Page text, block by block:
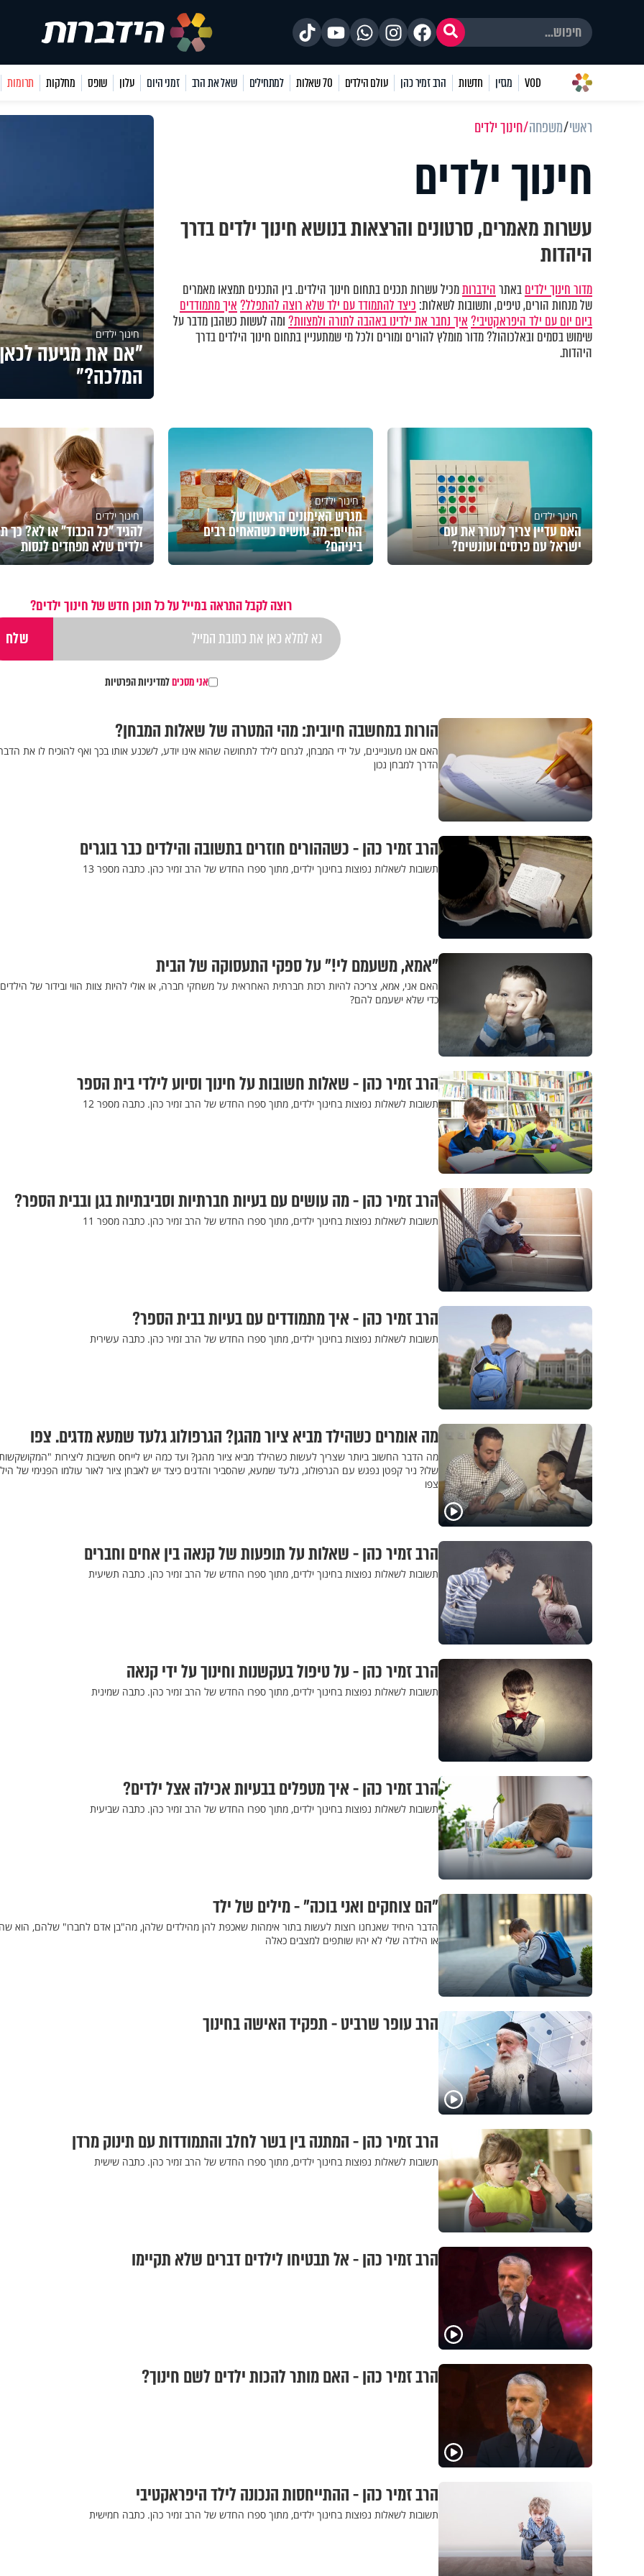
VOD מגזין חדשות הרב זמיר כהן עולם הילדים 70 שאלות למתחילים שאל את הרב זמני היום עלון שופס מחלקות תרומות
ראשי משפחה חינוך ילדים
חינוך ילדים
עשרות מאמרים, סרטונים והרצאות בנושא חינוך ילדים בדרך
היהדות
מדור חינוך ילדיםבאתרהידברותמכיל עשרות תכנים בתחום חינוך הילדים. בין התכנים תמצאו מאמרים
של מנחות הורים, טיפים, ותשובות לשאלות: כיצד להתמודד עם ילד שלא רוצה להתפלל?איך מתמודדים
ביום יום עם ילד היפראקטיבי?איך נחבר את ילדינו באהבה לתורה ולמצוות?ומה לעשות כשהבן מדבר על
שימוש בסמים ובאלכוהול? מדור מומלץ להורים ומורים ולכל מי שמתעניין בתחום חינוך הילדים בדרך
היהדות.
חינוך ילדים
"אם את מגיעה
המלכה?"
חינוך ילדים
האם עדיין צריך לעורר את עם
ישראל עם פרסים ועונשים?
חינוך ילדים
מגרש האימונים הראשון של
החיים: מה עושים כשהאחים רבים
ביניהם?
חינוך ילדים
להגיד "כל הכבוד" או לא? כך
ילדים שלא מפחדים לנסות
רוצה לקבל התראה במייל על כל תוכן חדש של חינוך ילדים?
אני מסכיםלמדיניות הפרטיות
הורות במחשבה חיובית: מהי המטרה של שאלות המבחן?
האם אנו מעוניינים, על ידי המבחן, לגרום לילד לתחושה שהוא אינו יודע, לשכנע אותו בכך ואף להוכיח לו את
הדרך למבחן נכון
הרב זמיר כהן - כשההורים חוזרים בתשובה והילדים כבר בוגרים
תשובות לשאלות נפוצות בחינוך ילדים, מתוך ספרו החדש של הרב זמיר כהן. כתבה מספר 13
"אמא, משעמם לי!" על ספקי התעסוקה של הבית
האם אני, אמא, צריכה להיות רכזת חברתית האחראית על משחקי חברה, או אולי להיות צוות הווי ובידור של
כדי שלא ישעמם להם?
הרב זמיר כהן - שאלות חשובות על חינוך וסיוע לילדי בית הספר
תשובות לשאלות נפוצות בחינוך ילדים, מתוך ספרו החדש של הרב זמיר כהן. כתבה מספר 12
הרב זמיר כהן - מה עושים עם בעיות חברתיות וסביבתיות בגן ובבית הספר?
תשובות לשאלות נפוצות בחינוך ילדים, מתוך ספרו החדש של הרב זמיר כהן. כתבה מספר 11
הרב זמיר כהן - איך מתמודדים עם בעיות בבית הספר?
תשובות לשאלות נפוצות בחינוך ילדים, מתוך ספרו החדש של הרב זמיר כהן. כתבה עשירית
מה אומרים כשהילד מביא ציור מהגן? הגרפולוג גלעד שמעא מדגים. צפו
מה הדבר החשוב ביותר שצריך לעשות כשהילד מביא ציור מהגן? ועד כמה יש לייחס חשיבות ליצירות
שלו? ניר קפטן נפגש עם הגרפולוג, גלעד שמעא, שהסביר והדגים כיצד יש לאבחן ציור לאור עולמו הפנימי של
צפו
הרב זמיר כהן - שאלות על תופעות של קנאה בין אחים וחברים
תשובות לשאלות נפוצות בחינוך ילדים, מתוך ספרו החדש של הרב זמיר כהן. כתבה תשיעית
הרב זמיר כהן - על טיפול בעקשנות וחינוך על ידי קנאה
תשובות לשאלות נפוצות בחינוך ילדים, מתוך ספרו החדש של הרב זמיר כהן. כתבה שמינית
הרב זמיר כהן - איך מטפלים בבעיות אכילה אצל ילדים?
תשובות לשאלות נפוצות בחינוך ילדים, מתוך ספרו החדש של הרב זמיר כהן. כתבה שביעית
"הם צוחקים ואני בוכה" - מילים של ילד
הדבר היחיד שאנחנו רוצות לעשות בתור אימהות שאכפת להן מהילדים שלהן, מה"בן אדם לחברו" שלהם, הוא
או הילדה שלי לא יהיו שותפים למצבים כאלה
הרב עופר שרביט - תפקיד האישה בחינוך
הרב זמיר כהן - המתנה בין בשר לחלב והתמודדות עם תינוק מרדן
תשובות לשאלות נפוצות בחינוך ילדים, מתוך ספרו החדש של הרב זמיר כהן. כתבה שישית
הרב זמיר כהן - אל תבטיחו לילדים דברים שלא תקיימו
הרב זמיר כהן - האם מותר להכות ילדים לשם חינוך?
הרב זמיר כהן - ההתייחסות הנכונה לילד היפראקטיבי
תשובות לשאלות נפוצות בחינוך ילדים, מתוך ספרו החדש של הרב זמיר כהן. כתבה חמישית